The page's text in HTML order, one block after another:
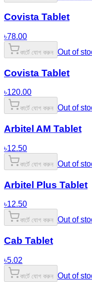
Covista Tablet
৳78.00
কার্টে যোগ করুন Out of
Covista Tablet
৳120.00
কার্টে যোগ করুন Out of
Arbitel AM Tablet
৳12.50
কার্টে যোগ করুন Out of
Arbitel Plus Tablet
৳12.50
কার্টে যোগ করুন Out of
Cab Tablet
৳5.02
কার্টে যোগ করুন Out of